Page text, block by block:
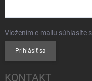
Vložením e-mailu súhlasíte s
Prihlásiť sa
KONTAKT